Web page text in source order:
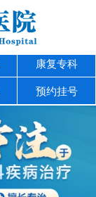
康复专科
预约挂号